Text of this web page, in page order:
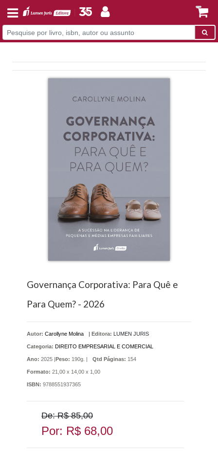
Governança Corporativa: Para Quê e
Para Quem? - 2026
Autor: Carollyne Molina Editora: LUMEN JURIS
Categoria: DIREITO EMPRESARIAL E COMERCIAL
Ano: 2025 | Peso: 190g. | Qtd Páginas: 154
Formato: 21,00 x 14,00 x 1,00
ISBN: 9788551937365
De: R$ 85,00
Por: R$ 68,00